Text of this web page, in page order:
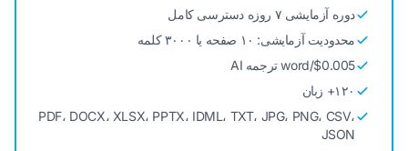
دوره آزمایشی ۷ روزه دسترسی کامل
محدودیت آزمایشی: ۱۰ صفحه یا ۳۰۰۰ کلمه
$0.005/word ترجمه AI
۱۲۰+ زبان
PDF، DOCX، XLSX، PPTX، IDML، TXT، JPG، PNG، CSV،
JSON